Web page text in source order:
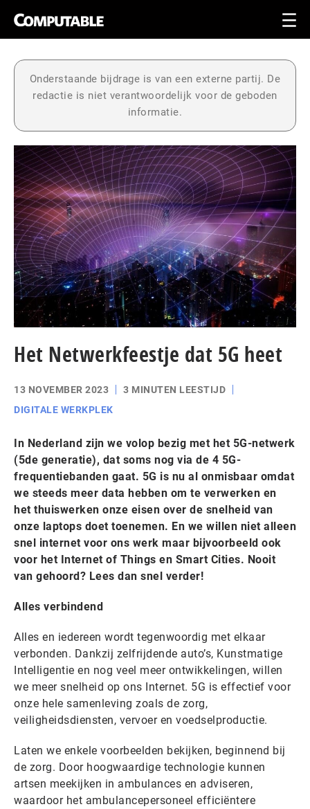
Onderstaande bijdrage is van een externe partij. De
redactie is niet verantwoordelijk voor de geboden
informatie.
Het Netwerkfeestje dat 5G heet
13 NOVEMBER 2023
3 MINUTEN LEESTIJD
DIGITALE WERKPLEK
In Nederland zijn we volop bezig met het 5G-netwerk
(5de generatie), dat soms nog via de 4 5G-
frequentiebanden gaat. 5G is nu al onmisbaar omdat
we steeds meer data hebben om te verwerken en
het thuiswerken onze eisen over de snelheid van
onze laptops doet toenemen. En we willen niet alleen
snel internet voor ons werk maar bijvoorbeeld ook
voor het Internet of Things en Smart Cities. Nooit
van gehoord? Lees dan snel verder!
Alles verbindend
Alles en iedereen wordt tegenwoordig met elkaar
verbonden. Dankzij zelfrijdende auto’s, Kunstmatige
Intelligentie en nog veel meer ontwikkelingen, willen
we meer snelheid op ons Internet. 5G is effectief voor
onze hele samenleving zoals de zorg,
veiligheidsdiensten, vervoer en voedselproductie.
Laten we enkele voorbeelden bekijken, beginnend bij
de zorg. Door hoogwaardige technologie kunnen
artsen meekijken in ambulances en adviseren,
waardoor het ambulancepersoneel efficiëntere